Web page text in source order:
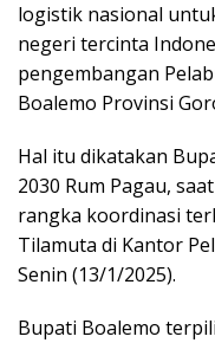
logistik nasional
negeri tercinta
pengembangan
Boalemo Provinsi
Hal itu dikatakan
2030 Rum Pagau,
rangka koordinasi
Tilamuta di Kantor
Senin (13/1/2025).
Bupati Boalemo